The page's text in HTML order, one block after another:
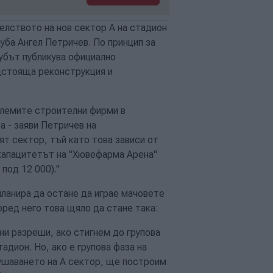
на нов сектор А на стадион
Ангел Петричев. По принцип за
публикува официално
реконструкция и
строителни фирми в
- заяви Петричев на
сектор, тъй като това зависи от
на "Хювефарма Арена"
12 000)."
да остане да играе мачовете
него това щяло да стане така:
ако стигнем до групова
Но, ако е групова фаза на
на А сектор, ще построим